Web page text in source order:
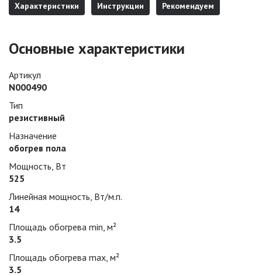
Характеристики Инструкции Рекомендуем
Основные характеристики
Артикул
N000490
Тип
резистивный
Назначение
обогрев пола
Мощность, Вт
525
Линейная мощность, Вт/м.п.
14
Площадь обогрева min, м²
3.5
Площадь обогрева max, м²
3.5